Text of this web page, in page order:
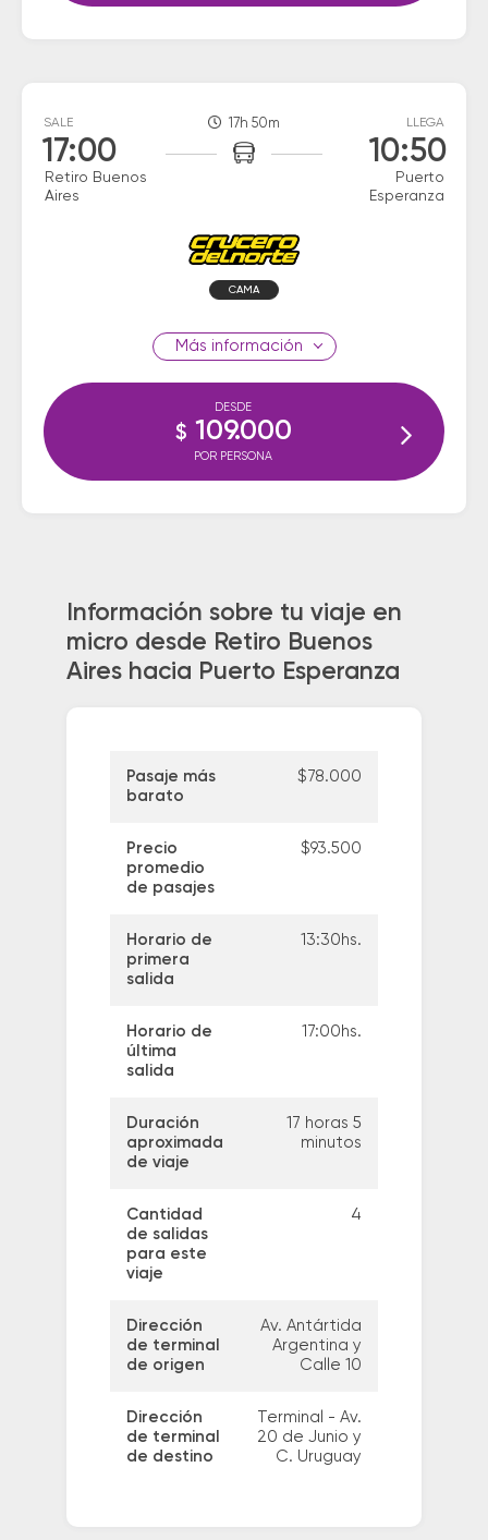
SALE
17:00
Retiro Buenos
Aires
17h 50m LLEGA
10:50
Puerto
Esperanza
CAMA
información
DESDE
$ 109.000
POR PERSONA
Información sobre tu viaje en
micro desde Retiro Buenos
Aires hacia Puerto Esperanza
Pasaje más
barato
$78.000
Precio
promedio
de pasajes
$93.500
Horario de
primera
salida
13:30hs.
Horario de
última
salida
17:00hs.
Duración
aproximada
de viaje
17 horas 5
minutos
Cantidad
de salidas
para este
viaje
4
Dirección
de terminal
de origen
Av. Antártida
Argentina y
Calle 10
Dirección
de terminal
de destino
Terminal - Av.
20 de Junio y
C. Uruguay